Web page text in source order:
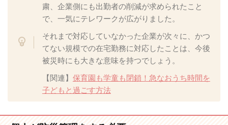
粛、企業側にも出勤者の削減が求められたこと
で、一気にテレワークが広がりました。
それまで対応していなかった企業が次々に、かつ
てない規模での在宅勤務に対応したことは、今後
被災時にも大きな意味を持つでしょう。
【関連】 保育園も学童も閉鎖！急なおうち時間を
子どもと過ごす方法